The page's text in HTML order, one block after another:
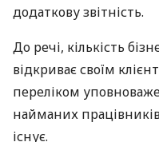
додаткову звітність.
До речі, кількість
відкриває своїм
переліком
найманих
існує.